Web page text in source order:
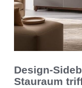
Design-
Stauraum